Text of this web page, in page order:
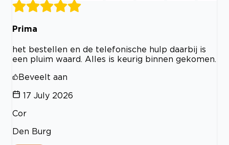
Prima
het bestellen en de telefonische hulp daarbij is
een pluim waard. Alles is keurig binnen gekomen.
Beveelt aan
17 July 2026
Cor
Den Burg